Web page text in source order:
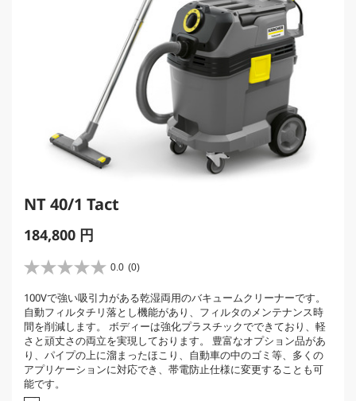
NT 40/1 Tact
C
r
e
n
t
p
r
o
184,800 円
0.0 (0)
星
.
0
／
5
個
で
す
100Vで強い吸引力がある乾湿両用のバキュームクリーナーです。
自動フィルタチリ落とし機能があり、フィルタのメンテナンス時
間を削減します。 ボディーは強化プラスチックでできており、軽
さと頑丈さの両立を実現しております。 豊富なオプション品があ
り、パイプの上に溜まったほこり、自動車の中のゴミ等、多くの
アプリケーションに対応でき、帯電防止仕様に変更することも可
能です。